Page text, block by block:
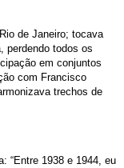
de Janeiro; tocava
perdendo todos os
em conjuntos
com Francisco
trechos de
“Entre 1938 e 1944, eu